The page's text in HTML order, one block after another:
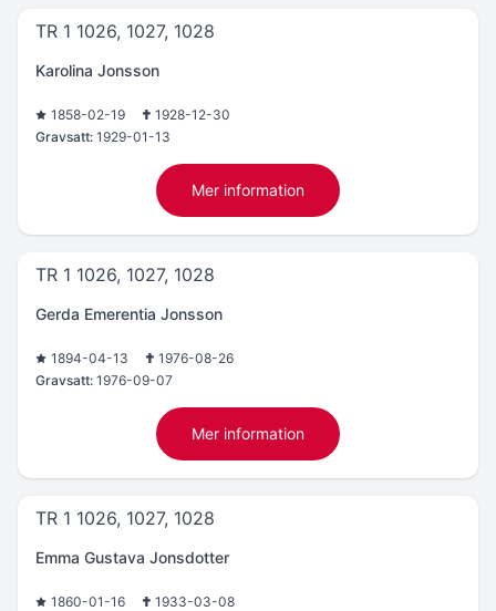
TR 1 1026, 1027, 1028
Karolina Jonsson
1858-02-19
1928-12-30
Gravsatt: 1929-01-13
Mer information
TR 1 1026, 1027, 1028
Gerda Emerentia Jonsson
1894-04-13
1976-08-26
Gravsatt: 1976-09-07
Mer information
TR 1 1026, 1027, 1028
Emma Gustava Jonsdotter
1860-01-16
1933-03-08